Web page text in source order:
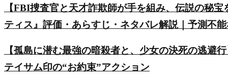
【FBI捜査官と天才詐欺師が手を組み、伝説の秘
ティス』評価・あらすじ・ネタバレ解説｜予測不
【孤島に潜む最強の暗殺者と、少女の決死の逃避
テイサム印の“お約束”アクション